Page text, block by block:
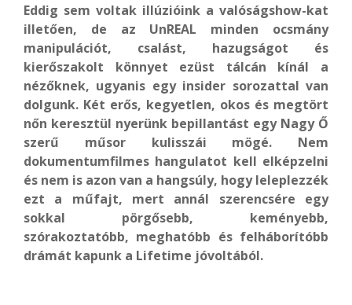
Eddig sem voltak illúzióink a valóságshow-kat
illetően, de az UnREAL minden ocsmány
manipulációt, csalást, hazugságot és
kierőszakolt könnyet ezüst tálcán kínál a
nézőknek, ugyanis egy insider sorozattal van
dolgunk. Két erős, kegyetlen, okos és megtört
nőn keresztül nyerünk bepillantást egy Nagy Ő
szerű műsor kulisszái mögé. Nem
dokumentumfilmes hangulatot kell elképzelni
és nem is azon van a hangsúly, hogy leleplezzék
ezt a műfajt, mert annál szerencsére egy
sokkal pörgősebb, keményebb,
szórakoztatóbb, meghatóbb és felháborítóbb
drámát kapunk a Lifetime jóvoltából.